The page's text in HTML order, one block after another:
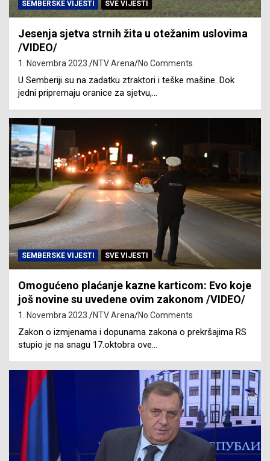
SEMBERSKE VIJESTI SVE VIJESTI
Jesenja sjetva strnih žita u otežanim uslovima
/VIDEO/
1. Novembra 2023. NTV Arena No Comments
U Semberiji su na zadatku ztraktori i teške mašine. Dok
jedni pripremaju oranice za sjetvu,…
SEMBERSKE VIJESTI SVE VIJESTI
Omogućeno plaćanje kazne karticom: Evo koje
još novine su uvedene ovim zakonom /VIDEO/
1. Novembra 2023. NTV Arena No Comments
Zakon o izmjenama i dopunama zakona o prekršajima RS
stupio je na snagu 17.oktobra ove…